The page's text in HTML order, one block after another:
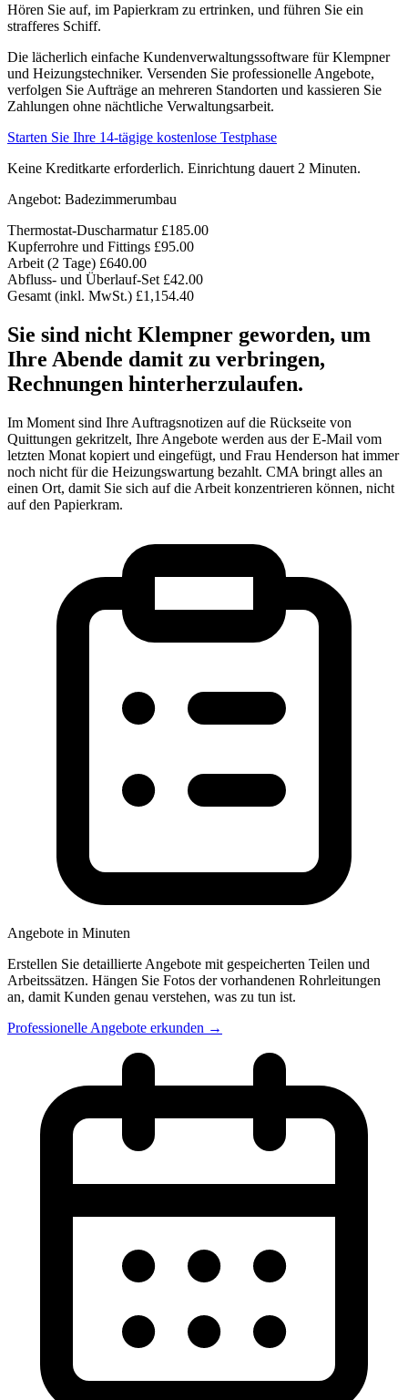
Hören Sie auf, im Papierkram zu ertrinken, und führen Sie ein
strafferes Schiff.
Die lächerlich einfache Kundenverwaltungssoftware für Klempner
und Heizungstechniker. Versenden Sie professionelle Angebote,
verfolgen Sie Aufträge an mehreren Standorten und kassieren Sie
Zahlungen ohne nächtliche Verwaltungsarbeit.
Starten Sie Ihre 14-tägige kostenlose Testphase
Keine Kreditkarte erforderlich. Einrichtung dauert 2 Minuten.
Angebot: Badezimmerumbau
Thermostat-Duscharmatur £185.00
Kupferrohre und Fittings £95.00
Arbeit (2 Tage) £640.00
Abfluss- und Überlauf-Set £42.00
Gesamt (inkl. MwSt.) £1,154.40
Sie sind nicht Klempner geworden, um
Ihre Abende damit zu verbringen,
Rechnungen hinterherzulaufen.
Im Moment sind Ihre Auftragsnotizen auf die Rückseite von
Quittungen gekritzelt, Ihre Angebote werden aus der E-Mail vom
letzten Monat kopiert und eingefügt, und Frau Henderson hat immer
noch nicht für die Heizungswartung bezahlt. CMA bringt alles an
einen Ort, damit Sie sich auf die Arbeit konzentrieren können, nicht
auf den Papierkram.
Angebote in Minuten
Erstellen Sie detaillierte Angebote mit gespeicherten Teilen und
Arbeitssätzen. Hängen Sie Fotos der vorhandenen Rohrleitungen
an, damit Kunden genau verstehen, was zu tun ist.
Professionelle Angebote erkunden →